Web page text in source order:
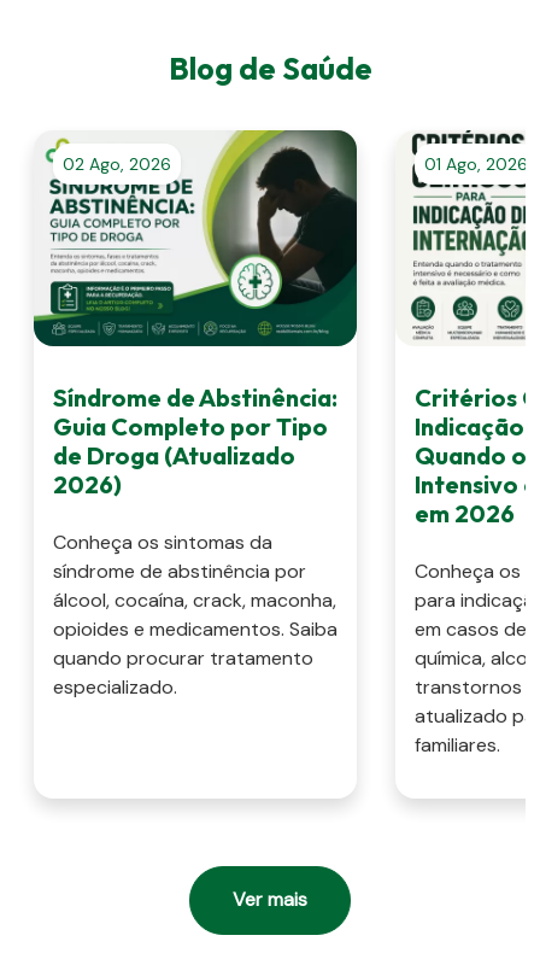
Blog de Saúde
02 Ago, 2026
Síndrome de Abstinência:
Guia Completo por Tipo
de Droga (Atualizado
2026)
Conheça os sintomas da
síndrome de abstinência por
álcool, cocaína, crack, maconha,
opioides e medicamentos. Saiba
quando procurar tratamento
especializado.
01 Ago, 2026
Critérios
Indicação
Quando o
Intensivo
em 2026
Conheça os
para
em casos de
química,
transtornos
atualizado
familiares.
Ver mais